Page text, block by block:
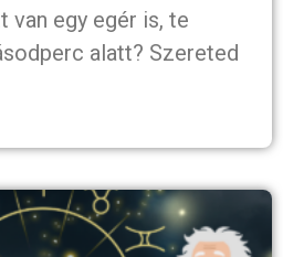
van egy egér is, te
alatt? Szereted